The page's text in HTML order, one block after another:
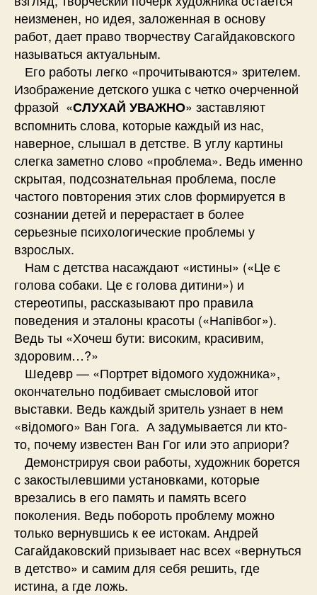
неизменен, но идея, заложенная в основу
работ, дает право творчеству Сагайдаковского
называться актуальным.
Его работы легко «прочитываются» зрителем.
Изображение детского ушка с четко очерченной
фразой «СЛУХАЙ УВАЖНО» заставляют
вспомнить слова, которые каждый из нас,
наверное, слышал в детстве. В углу картины
слегка заметно слово «проблема». Ведь именно
скрытая, подсознательная проблема, после
частого повторения этих слов формируется в
сознании детей и перерастает в более
серьезные психологические проблемы у
взрослых.
Нам с детства насаждают «истины» («Це є
голова собаки. Це є голова дитини») и
стереотипы, рассказывают про правила
поведения и эталоны красоты («Напівбог»).
Ведь ты «Хочеш бути: високим, красивим,
здоровим…?»
Шедевр — «Портрет відомого художника»,
окончательно подбивает смысловой итог
выставки. Ведь каждый зритель узнает в нем
«відомого» Ван Гога. А задумывается ли кто-
то, почему известен Ван Гог или это априори?
Демонстрируя свои работы, художник борется
с закостылевшими установками, которые
врезались в его память и память всего
поколения. Ведь побороть проблему можно
только вернувшись к ее истокам. Андрей
Сагайдаковский призывает нас всех «вернуться
в детство» и самим для себя решить, где
истина, а где ложь.